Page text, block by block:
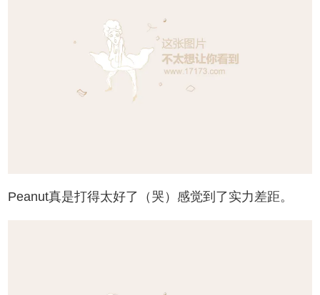
Peanut真是打得太好了（哭）感觉到了实力差距。